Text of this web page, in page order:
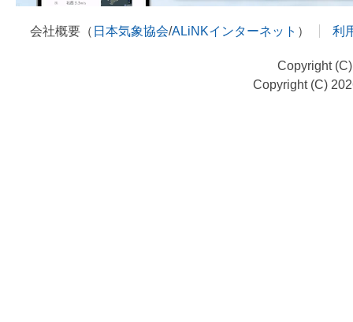
会社概要（ 日本気象協会/ALiNKインターネット ） 利
Copyright
Copyright (C)